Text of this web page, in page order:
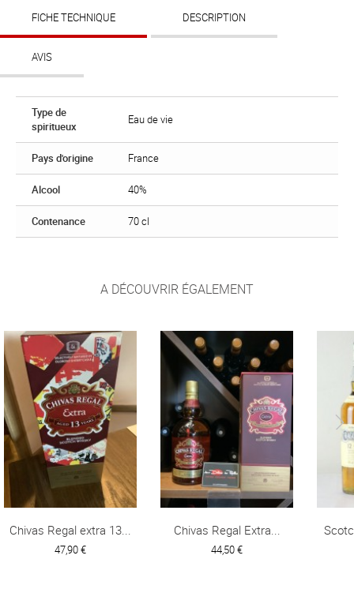
FICHE TECHNIQUE DESCRIPTION
AVIS
Type de
spiritueux
Eau de vie
Pays d'origine France
Alcool 40%
Contenance 70 cl
A DÉCOUVRIR ÉGALEMENT
Chivas Regal extra 13...
47,90 €
Chivas Regal Extra...
44,50 €